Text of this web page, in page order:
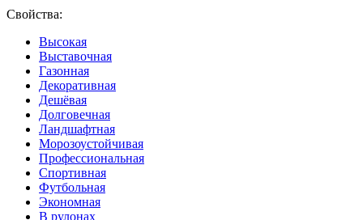
Свойства:
Высокая
Выставочная
Газонная
Декоративная
Дешёвая
Долговечная
Ландшафтная
Морозоустойчивая
Профессиональная
Спортивная
Футбольная
Экономная
В рулонах